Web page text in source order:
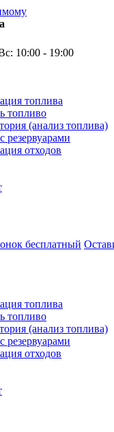
10:00 - 19:00
топлива
топливо
(анализ топлива)
резервуарами
отходов
бесплатный
топлива
топливо
(анализ топлива)
резервуарами
отходов